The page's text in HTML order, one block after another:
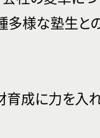
様な塾生と
成に力を入